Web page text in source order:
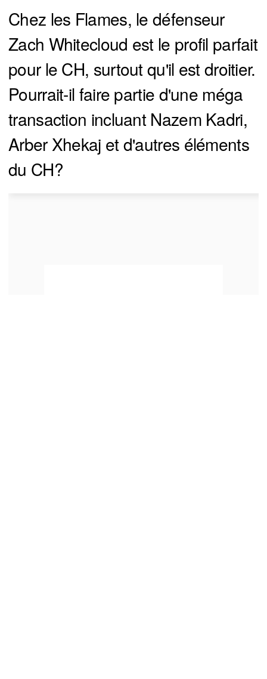
Chez les Flames, le défenseur
Zach Whitecloud est le profil parfait
pour le CH, surtout qu'il est droitier.
Pourrait-il faire partie d'une méga
transaction incluant Nazem Kadri,
Arber Xhekaj et d'autres éléments
du CH?